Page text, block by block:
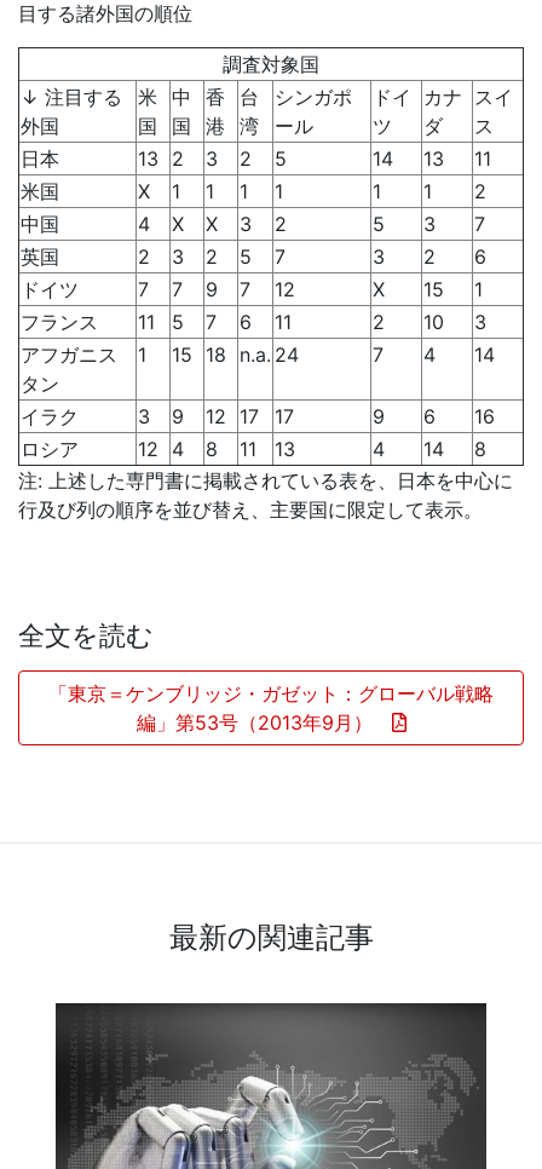
目する諸外国の順位
調査対象国
↓ 注目する
外国
米
国
中
国
香
港
台
湾
シンガポ
ール
ドイ
ツ
カナ
ダ
スイ
ス
日本
13 2 3 2 5 14 13
11
米国
X 1 1 1 1 1 1
2
中国
4 X X 3 2 5 3
7
英国
2 3 2 5 7 3 2
6
ドイツ
7 7 9 7 12 X 15
1
フランス
11 5 7 6 11 2 10
3
アフガニス
タン
1 15 18 n.a. 24 7 4 14
イラク 3 9 12 17 17 9 6
16
ロシア
12 4 8 11 13 4 14
8
注: 上述した専門書に掲載されている表を、日本を中心に
行及び列の順序を並び替え、主要国に限定して表示。
全文を読む
「東京＝ケンブリッジ・ガゼット：グローバル戦略
編」第53号（2013年9月）
最新の関連記事